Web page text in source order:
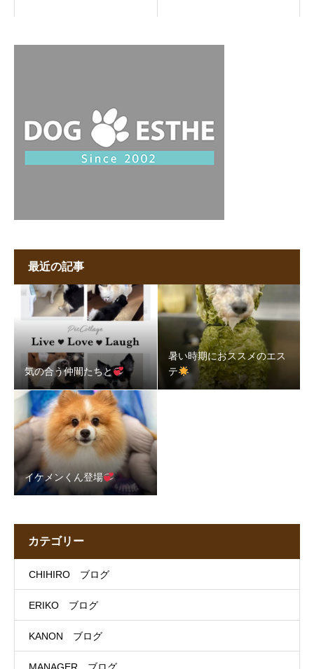
最近の記事
気の合う仲間たちと
暑い時期におススメのエス
テ
イケメンくん登場
カテゴリー
CHIHIRO ブログ
ERIKO ブログ
KANON ブログ